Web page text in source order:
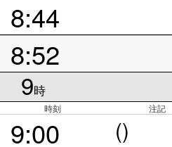
8:44
8:52
9時
時刻 注記
9:00 ()